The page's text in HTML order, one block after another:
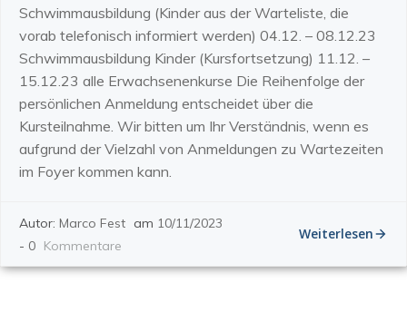
Schwimmausbildung (Kinder aus der Warteliste, die
vorab telefonisch informiert werden) 04.12. – 08.12.23
Schwimmausbildung Kinder (Kursfortsetzung) 11.12. –
15.12.23 alle Erwachsenenkurse Die Reihenfolge der
persönlichen Anmeldung entscheidet über die
Kursteilnahme. Wir bitten um Ihr Verständnis, wenn es
aufgrund der Vielzahl von Anmeldungen zu Wartezeiten
im Foyer kommen kann.
Autor: Marco Fest am 10/11/2023
- 0 Kommentare
Weiterlesen